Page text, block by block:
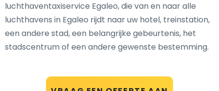
luchthaventaxiservice Egaleo, die van en naar alle
luchthavens in Egaleo rijdt naar uw hotel, treinstation,
een andere stad, een belangrijke gebeurtenis, het
stadscentrum of een andere gewenste bestemming.